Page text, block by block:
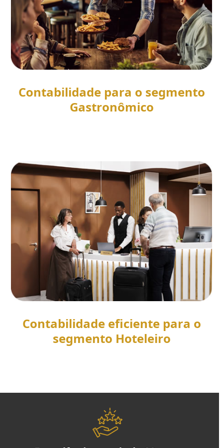
Contabilidade para o segmento
Gastronômico
Contabilidade eficiente para o
segmento Hoteleiro